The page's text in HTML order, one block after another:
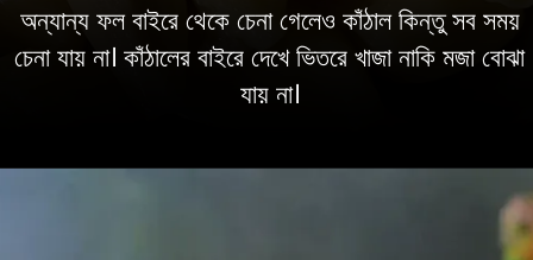
অন্যান্য ফল বাইরে থেকে চেনা গেলেও কাঁঠাল কিন্তু সব সময়
চেনা যায় না। কাঁঠালের বাইরে দেখে ভিতরে খাজা নাকি মজা বোঝা